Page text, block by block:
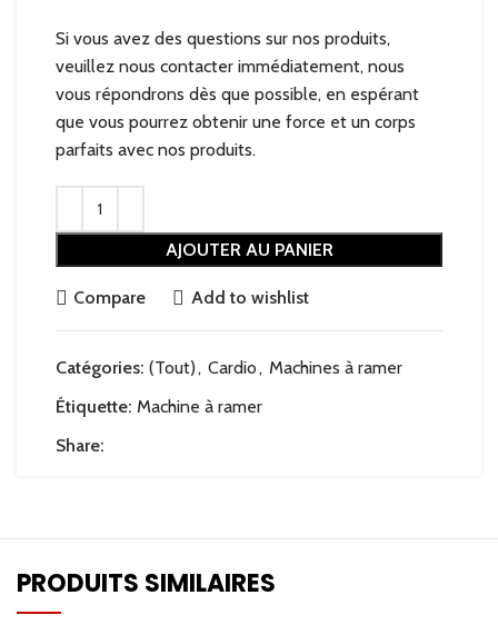
Si vous avez des questions sur nos produits,
veuillez nous contacter immédiatement, nous
vous répondrons dès que possible, en espérant
que vous pourrez obtenir une force et un corps
parfaits avec nos produits.
AJOUTER AU PANIER
Compare Add to wishlist
Catégories: (Tout), Cardio , Machines à ramer
Étiquette: Machine à ramer
Share:
PRODUITS SIMILAIRES